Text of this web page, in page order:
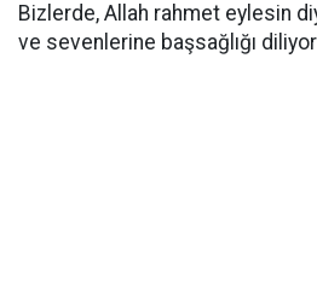
Bizlerde, Allah rahmet eylesin
ve sevenlerine başsağlığı